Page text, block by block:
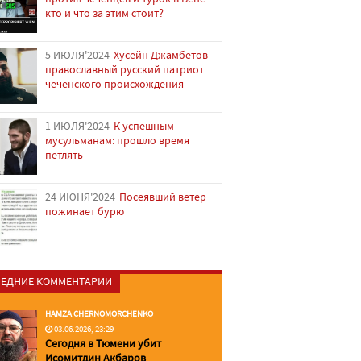
кто и что за этим стоит?
5 ИЮЛЯ'2024 Хусейн Джамбетов -
православный русский патриот
чеченского происхождения
1 ИЮЛЯ'2024 К успешным
мусульманам: прошло время
петлять
24 ИЮНЯ'2024 Посеявший ветер
пожинает бурю
КОММЕНТАРИИ
HAMZA CHERNOMORCHENKO
03.06.2026, 23:29
Сегодня в Тюмени убит
Исомитдин Акбаров